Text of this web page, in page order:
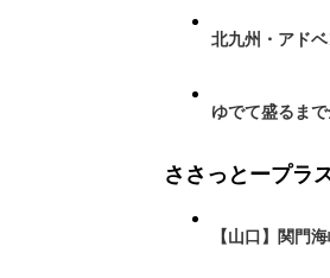
北九州・アド
ゆでて盛るま
ささっとープラ
【山口】関門